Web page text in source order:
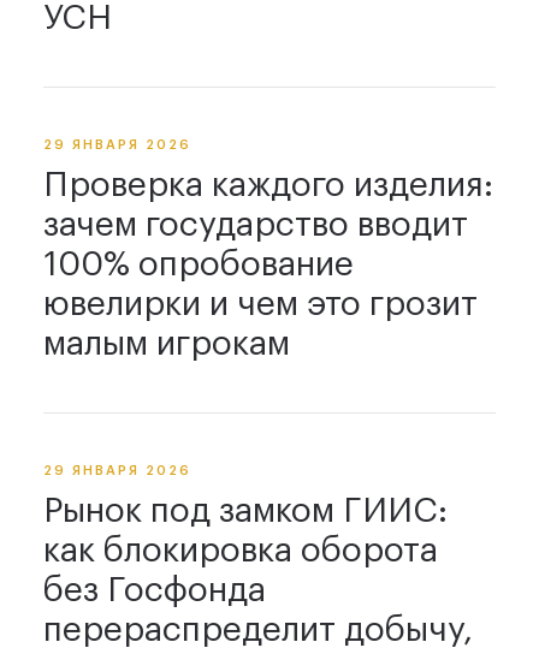
УСН
29 ЯНВАРЯ 2026
Проверка каждого изделия:
зачем государство вводит
100% опробование
ювелирки и чем это грозит
малым игрокам
29 ЯНВАРЯ 2026
Рынок под замком ГИИС:
как блокировка оборота
без Госфонда
перераспределит добычу,